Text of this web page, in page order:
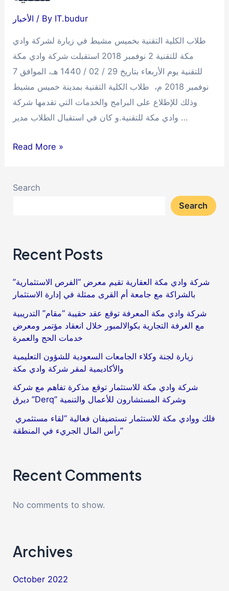
الأخبار / By IT.budur
طلاب الكلية التقنية بخميس مشيط في زيارة لشركة وادي
مكة للتقنية 2 نوفمبر 2018 استقبلت شركة وادي مكة
للتقنية يوم الأربعاء بتاريخ 29 / 02 / 1440 هـ، الموافق 7
نوفمبر 2018 م، طلاب الكلية التقنية بمدينة خميس مشيط
وذلك للإطلاع على البرامج والخدمات التي تقدمها شركة
وادي مكة للتقنية.و كان في استقبال الطلاب مدير …
طلاب
بخميس
لشركة
مكة
للتقنية
Read More »
Search
Search
Recent Posts
شركة وادي مكة العقارية تقيم معرض “الفرص الاستثمارية”
بالشراكة مع جامعة أم القرى ممثلة في إدارة الاستثمار
شركة وادي مكة المعرفة توقع عقد حقيبة “مقام” التدريبية
مع الغرفة التجارية بكوالالمبور خلال انعقاد مؤتمر ومعرض
خدمات الحج والعمرة
زيارة لجنة وكلاء الجامعات السعودية للشؤون التعليمية
والأكاديمية لمقر شركة وادي مكة
شركة وادي مكة للاستثمار توقع مذكرة تفاهم مع شركة
ديرق ”Derq” وشركة المستشارون للأعمال والتنمية
رأس المال الجريء في المنطقة”
Recent Comments
No comments to show.
Archives
October 2022